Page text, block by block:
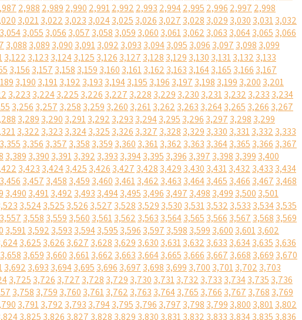
2,988 2,989 2,990 2,9912,992 2,993 2,9942,995 2,996 2,997 2,998
3,0213,022 3,023 3,0243,025 3,026 3,027 3,028 3,029 3,030 3,0313,032
3,0543,055 3,056 3,057 3,058 3,059 3,060 3,0613,062 3,063 3,0643,065 3,066
3,088 3,089 3,090 3,0913,092 3,093 3,0943,095 3,096 3,097 3,098 3,099
3,122 3,123 3,1243,125 3,126 3,127 3,128 3,129 3,130 3,1313,132 3,133
3,156 3,157 3,158 3,159 3,160 3,1613,162 3,163 3,1643,165 3,166 3,167
3,190 3,1913,192 3,193 3,1943,195 3,196 3,197 3,198 3,199 3,200 3,201
3,223 3,2243,225 3,226 3,227 3,228 3,229 3,230 3,2313,232 3,233 3,234
3,256 3,257 3,258 3,259 3,260 3,2613,262 3,263 3,2643,265 3,266 3,267
3,289 3,290 3,2913,292 3,293 3,2943,295 3,296 3,297 3,298 3,299
3,322 3,323 3,3243,325 3,326 3,327 3,328 3,329 3,330 3,3313,332 3,333
3,355 3,356 3,357 3,358 3,359 3,360 3,3613,362 3,363 3,3643,365 3,366 3,367
3,389 3,390 3,3913,392 3,393 3,3943,395 3,396 3,397 3,398 3,399 3,400
3,423 3,4243,425 3,426 3,427 3,428 3,429 3,430 3,4313,432 3,433 3,434
3,456 3,457 3,458 3,459 3,460 3,4613,462 3,463 3,4643,465 3,466 3,467 3,468
3,490 3,4913,492 3,493 3,4943,495 3,496 3,497 3,498 3,499 3,500 3,501
3,5243,525 3,526 3,527 3,528 3,529 3,530 3,5313,532 3,533 3,5343,535
3,557 3,558 3,559 3,560 3,5613,562 3,563 3,5643,565 3,566 3,567 3,568 3,569
3,5913,592 3,593 3,5943,595 3,596 3,597 3,598 3,599 3,600 3,6013,602
3,625 3,626 3,627 3,628 3,629 3,630 3,6313,632 3,633 3,6343,635 3,636
3,658 3,659 3,660 3,6613,662 3,663 3,6643,665 3,666 3,667 3,668 3,669 3,670
3,692 3,693 3,6943,695 3,696 3,697 3,698 3,699 3,700 3,7013,702 3,703
3,725 3,726 3,727 3,728 3,729 3,730 3,7313,732 3,733 3,7343,735 3,736
3,758 3,759 3,760 3,7613,762 3,763 3,7643,765 3,766 3,767 3,768 3,769
3,7913,792 3,793 3,7943,795 3,796 3,797 3,798 3,799 3,800 3,8013,802
3,825 3,826 3,827 3,828 3,829 3,830 3,8313,832 3,833 3,8343,835 3,836